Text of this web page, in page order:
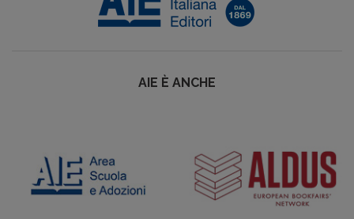
AIE È ANCHE